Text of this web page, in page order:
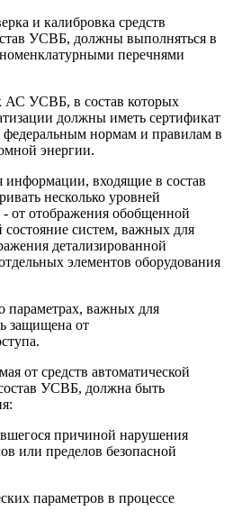
и калибровка средств
УСВБ, должны выполняться в
перечнями
АС УСВБ, в состав которых
должны иметь сертификат
федеральным нормам и правилам в
энергии.
информации, входящие в состав
несколько уровней
от отображения обобщенной
систем, важных для
детализированной
элементов оборудования
важных для
защищена от
от средств автоматической
УСВБ, должна быть
причиной нарушения
или пределов безопасной
параметров в процессе